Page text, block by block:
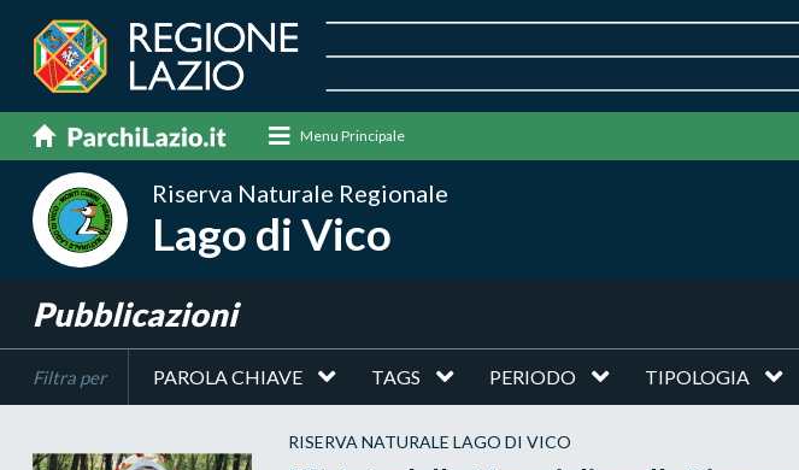
Menu Principale
Riserva Naturale Regionale
Lago di Vico
Pubblicazioni
Filtra per PAROLA CHIAVE TAGS PERIODO TIPOLOGIA
RISERVA NATURALE LAGO DI VICO